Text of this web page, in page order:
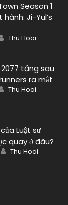
Season 1
Ji-Yul’s
Author
Thu Hoai
2077 tăng sau
ra mắt
Author
Thu Hoai
Luật sư
quay ở đâu?
Author
Thu Hoai